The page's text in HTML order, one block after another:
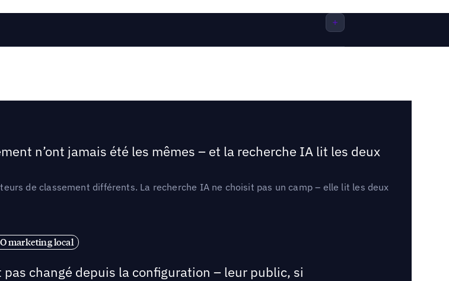
n’ont jamais été les mêmes – et la recherche IA lit les deux
de classement différents. La recherche IA ne choisit pas un camp – elle lit les deux
marketing local
changé depuis la configuration – leur public, si